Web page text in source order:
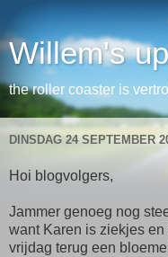
Willem's
the roller coaster is
DINSDAG 24 SEPTEMBER
Hoi blogvolgers,
Jammer genoeg nog
want Karen is ziekjes
vrijdag terug een